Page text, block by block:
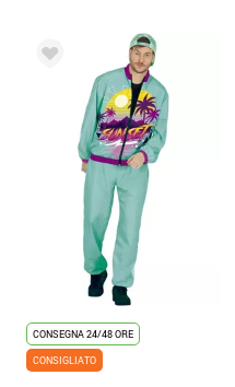
CONSEGNA 24/48 ORE
CONSIGLIATO